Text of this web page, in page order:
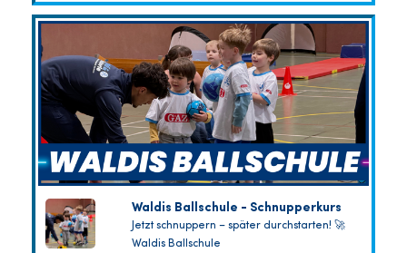
Waldis Ballschule - Schnupperkurs
Jetzt schnuppern – später durchstarten! 🚀
Waldis Ballschule